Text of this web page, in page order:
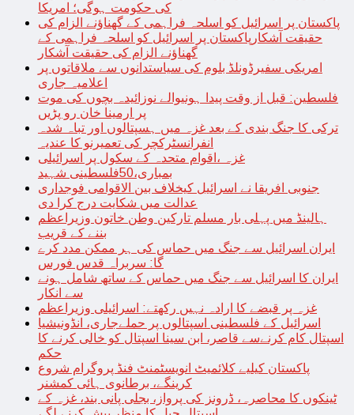
کی حکومت ہوگی؛ امریکا
پاکستان پر اسرائیل کو اسلحہ فراہمی کے گھناؤنے الزام کی
حقیقت آشکارپاکستان پر اسرائیل کو اسلحہ فراہمی کے
گھناؤنے الزام کی حقیقت آشکار
امریکی سفیرڈونلڈ بلوم کی سیاستدانوں سے ملاقاتوں پر
اعلامیہ جاری
فلسطین: قبل از وقت پیدا ہونیوالے نوزائیدہ بچوں کی موت
پر ارمینا خان رو پڑیں
ترکی کا جنگ بندی کے بعد غزہ میں ہسپتالوں اور تباہ شدہ
انفرانسٹرکچر کی تعمیرنو کا عندیہ
غزہ ،اقوام متحدہ کے سکول پر اسرائیلی
بمباری،50فلسطینی شہید
جنوبی افریقا نے اسرائیل کیخلاف بین الاقوامی فوجداری
عدالت میں شکایت درج کرا دی
ہالینڈ میں پہلی بار مسلم تارکین وطن خاتون وزیراعظم
بننے کے قریب
ایران اسرائیل سے جنگ میں حماس کی ہر ممکن مدد کرے
گا: سربراہ قدس فورس
ایران کا اسرائیل سے جنگ میں حماس کے ساتھ شامل ہونے
سے انکار
غزہ پر قبضے کا ارادہ نہیں رکھتے: اسرائیلی وزیراعظم
اسرائیل کے فلسطینی اسپتالوں پر حملےجاری، انڈونیشیا
اسپتال کام کرنےسے قاصر، ابن سینا اسپتال کو خالی کرنے کا
حکم
پاکستان کیلیے کلائمیٹ انویسٹمنٹ فنڈ پروگرام شروع
کرینگے، برطانوی ہائی کمشنر
ٹینکوں کا محاصرہ، ڈرونز کی پرواز، بجلی پانی بند، غزہ کے